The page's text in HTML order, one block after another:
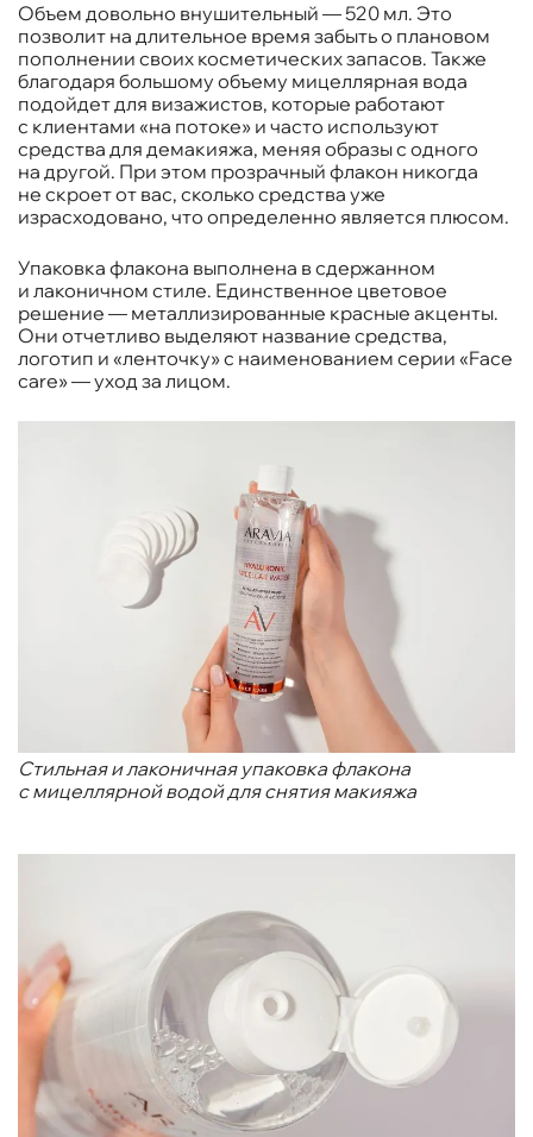
Объем довольно внушительный — 520 мл. Это
позволит на длительное время забыть о плановом
пополнении своих косметических запасов. Также
благодаря большому объему мицеллярная вода
подойдет для визажистов, которые работают
с клиентами «на потоке» и часто используют
средства для демакияжа, меняя образы с одного
на другой. При этом прозрачный флакон никогда
не скроет от вас, сколько средства уже
израсходовано, что определенно является плюсом.
Упаковка флакона выполнена в сдержанном
и лаконичном стиле. Единственное цветовое
решение — металлизированные красные акценты.
Они отчетливо выделяют название средства,
логотип и «ленточку» с наименованием серии «Face
care» — уход за лицом.
Стильная и лаконичная упаковка флакона
с мицеллярной водой для снятия макияжа